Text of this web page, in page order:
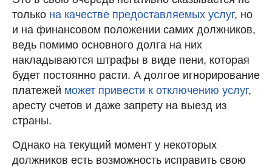
только на качестве предоставляемых услуг, но
и на финансовом положении самих должников,
ведь помимо основного долга на них
накладываются штрафы в виде пени, которая
будет постоянно расти. А долгое игнорирование
платежей может привести к отключению услуг,
аресту счетов и даже запрету на выезд из
страны.
Однако на текущий момент у некоторых
должников есть возможность исправить свою